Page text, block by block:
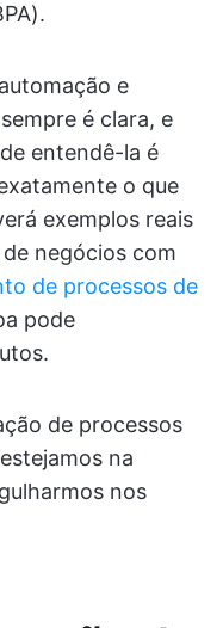
e
é clara, e
entendê-la é
o que
exemplos reais
negócios com
de processos de
pode
de processos
na
nos